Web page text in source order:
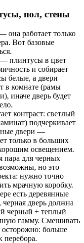
пол, стены
она работает только
Вот базовые
плинтусы в цвет
и собирает
белые, а двери
в комнате (рамы
иначе дверь будет
контраст: светлый
подчеркивает
двери —
только в больших
освещением.
пара для черных
но это
нужно точно
мрачную коробку.
есть деревянные
дверь должна
черный + теплый
гамму. Смешивать
больше